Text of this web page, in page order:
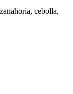
cebolla,